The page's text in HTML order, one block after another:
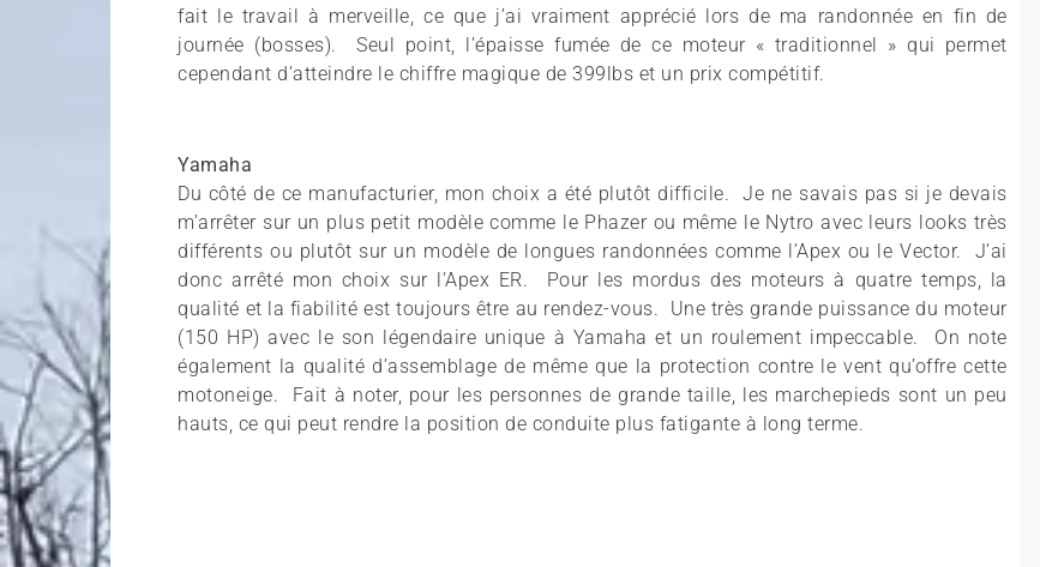
fait le travail à merveille, ce que j’ai vraiment apprécié lors de ma randonnée en fin de
journée (bosses). Seul point, l’épaisse fumée de ce moteur « traditionnel » qui permet
cependant d’atteindre le chiffre magique de 399lbs et un prix compétitif.
Yamaha
Du côté de ce manufacturier, mon choix a été plutôt difficile. Je ne savais pas si je devais
m’arrêter sur un plus petit modèle comme le Phazer ou même le Nytro avec leurs looks très
différents ou plutôt sur un modèle de longues randonnées comme l’Apex ou le Vector. J’ai
donc arrêté mon choix sur l’Apex ER. Pour les mordus des moteurs à quatre temps, la
qualité et la fiabilité est toujours être au rendez-vous. Une très grande puissance du moteur
(150 HP) avec le son légendaire unique à Yamaha et un roulement impeccable. On note
également la qualité d’assemblage de même que la protection contre le vent qu’offre cette
motoneige. Fait à noter, pour les personnes de grande taille, les marchepieds sont un peu
hauts, ce qui peut rendre la position de conduite plus fatigante à long terme.